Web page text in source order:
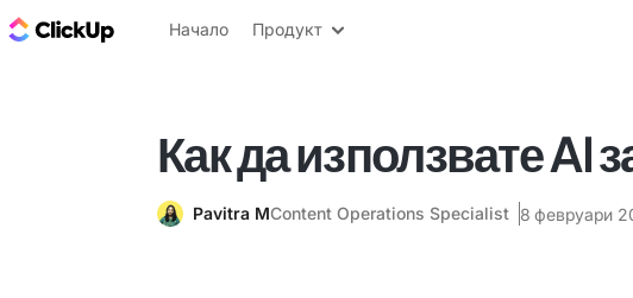
ClickUp блог
Начало Продукт
Как да използвате AI
Pavitra MContent Operations Specialist 8 февруари